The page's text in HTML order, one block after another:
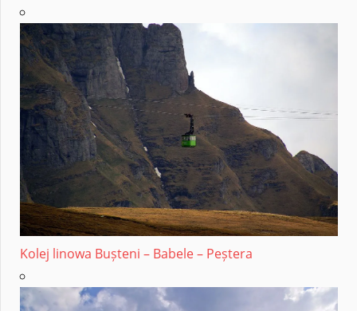
Kolej linowa Bușteni – Babele – Peștera